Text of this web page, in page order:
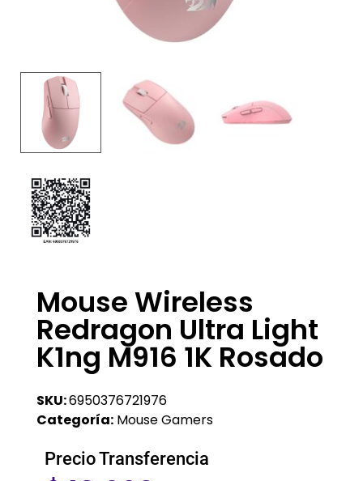
Mouse Wireless
Redragon Ultra Light
K1ng M916 1K Rosado
SKU:6950376721976
Categoría: Mouse Gamers
Precio Transferencia